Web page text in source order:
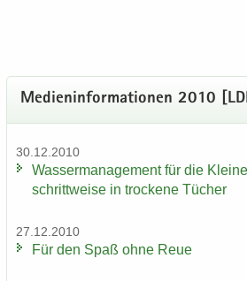
Me­di­en­in­for­ma­tio­nen 2010
30.12.2010
Was­ser­ma­nage­ment für die
schritt­wei­se in tro­cke­ne Tü­cher
27.12.2010
Für den Spaß ohne Reue